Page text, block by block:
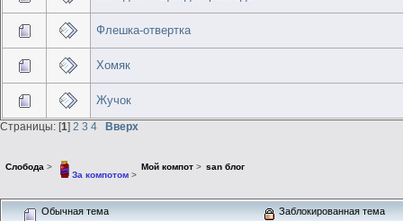
Флешка-отвертка
Хомяк
Жучок
Страницы: [1] 2 3 4 Вверх
Слобода >
За компотом>
Мой компот> san блог
Обычная тема
Заблокированная тема